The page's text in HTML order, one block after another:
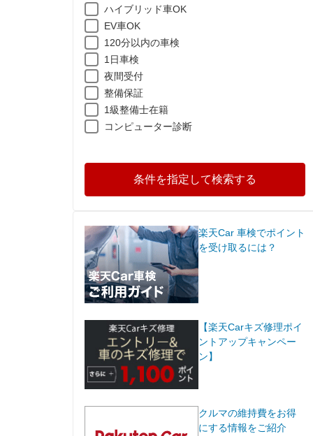
ハイブリッド車OK
EV車OK
120分以内の車検
1日車検
夜間受付
整備保証
1級整備士在籍
コンピューター診断
条件を指定して検索する
楽天Car 車検でポイント
を受け取るには？
【楽天Carキズ修理ポイ
ントアップキャンペー
ン】
クルマの維持費をお得
にする情報をご紹介